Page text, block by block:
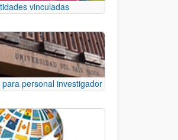
vinculadas
personal investigador